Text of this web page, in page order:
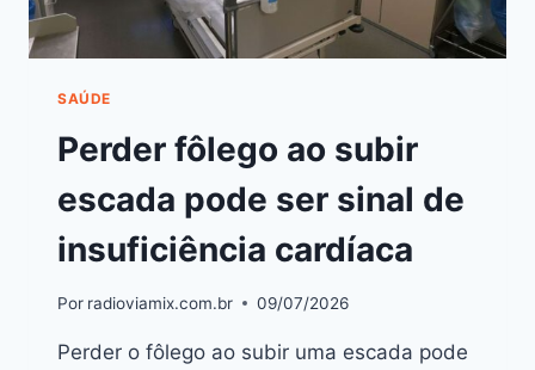
SAÚDE
Perder fôlego ao subir
escada pode ser sinal de
insuficiência cardíaca
Por radioviamix.com.br 09/07/2026
Perder o fôlego ao subir uma escada pode